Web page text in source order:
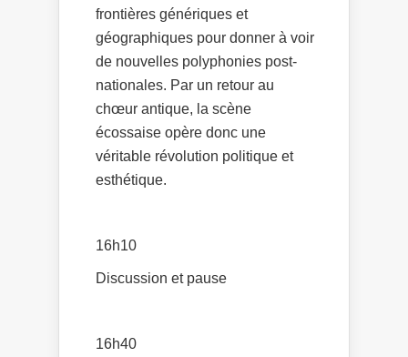
frontières génériques et
géographiques pour donner à voir
de nouvelles polyphonies post-
nationales. Par un retour au
chœur antique, la scène
écossaise opère donc une
véritable révolution politique et
esthétique.
16h10
Discussion et pause
16h40